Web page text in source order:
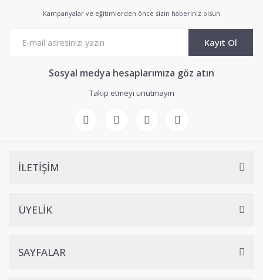
Kampanyalar ve eğitimlerden önce sizin haberiniz olsun
Kayıt Ol
Sosyal medya hesaplarımıza göz atın
Takip etmeyi unutmayın
İLETİŞİM
ÜYELİK
SAYFALAR